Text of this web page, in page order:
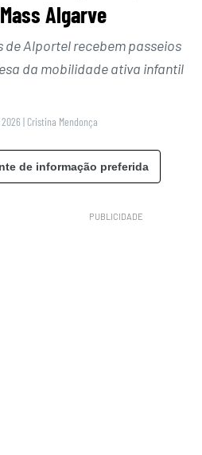
Algarve
de Alportel recebem passeios
da mobilidade ativa infantil
| Cristina Mendonça
de informação preferida